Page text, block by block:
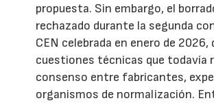
propuesta. Sin embargo, el
rechazado durante la segunda
CEN celebrada en enero de 2026,
cuestiones técnicas que todavía
consenso entre fabricantes,
organismos de normalización.